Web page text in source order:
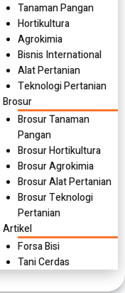
Tanaman Pangan
Hortikultura
Agrokimia
Bisnis International
Alat Pertanian
Teknologi Pertanian
Brosur
Brosur Tanaman
Pangan
Brosur Hortikultura
Brosur Agrokimia
Brosur Alat Pertanian
Brosur Teknologi
Pertanian
Artikel
Forsa Bisi
Tani Cerdas